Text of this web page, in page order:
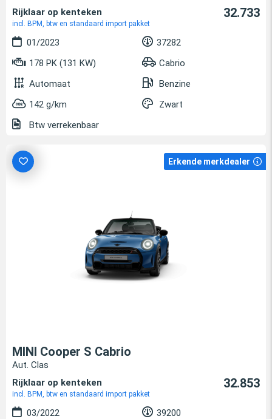
Rijklaar op kenteken
incl. BPM, btw en standaard import pakket
32.733
01/2023
37282
178 PK (131 KW)
Cabrio
Automaat
Benzine
142 g/km
Zwart
Btw verrekenbaar
Erkende merkdealer
MINI Cooper S Cabrio
Aut. Clas
Rijklaar op kenteken
incl. BPM, btw en standaard import pakket
32.853
03/2022
39200